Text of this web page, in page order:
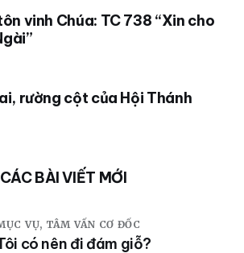
vinh Chúa: TC 738 “Xin cho
rường cột của Hội Thánh
CÁC BÀI VIẾT MỚI
VỤ, TÂM VẤN CƠ ĐỐC
có nên đi đám giỗ?